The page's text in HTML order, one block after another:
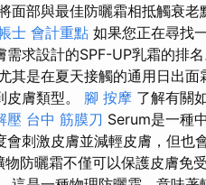
面部與最佳防曬霜相抵觸衰
士 會計重點 如果您正在尋找
求設計的SPF-UP乳霜的排名
其是在夏天接觸的通用日出
膚類型。 腳 按摩 了解有關
壓 台中 筋膜刀 Serum是一種
會刺激皮膚並減輕皮膚，但也
防曬霜不僅可以保護皮膚免